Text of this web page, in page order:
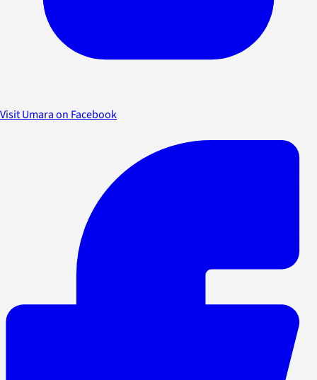
Visit Umara on Facebook